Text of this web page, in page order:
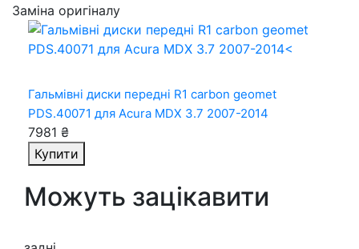
Заміна оригіналу
Гальмівні диски передні R1 carbon geomet
PDS.40071 для Acura MDX 3.7 2007-2014
7981 ₴
Купити
Можуть зацікавити